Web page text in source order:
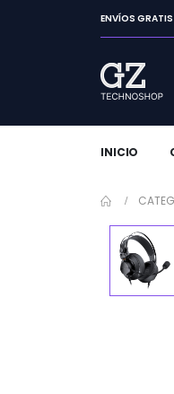
ENVÍOS
INICIO